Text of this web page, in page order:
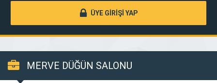
ÜYE GİRİŞİ YAP
MERVE DÜĞÜN SALONU